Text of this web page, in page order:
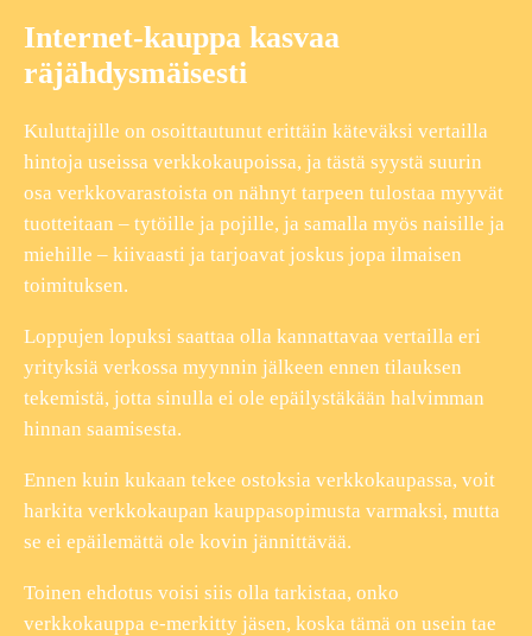
Internet-kauppa kasvaa
räjähdysmäisesti
Kuluttajille on osoittautunut erittäin käteväksi vertailla
hintoja useissa verkkokaupoissa, ja tästä syystä suurin
osa verkkovarastoista on nähnyt tarpeen tulostaa myyvät
tuotteitaan – tytöille ja pojille, ja samalla myös naisille ja
miehille – kiivaasti ja tarjoavat joskus jopa ilmaisen
toimituksen.
Loppujen lopuksi saattaa olla kannattavaa vertailla eri
yrityksiä verkossa myynnin jälkeen ennen tilauksen
tekemistä, jotta sinulla ei ole epäilystäkään halvimman
hinnan saamisesta.
Ennen kuin kukaan tekee ostoksia verkkokaupassa, voit
harkita verkkokaupan kauppasopimusta varmaksi, mutta
se ei epäilemättä ole kovin jännittävää.
Toinen ehdotus voisi siis olla tarkistaa, onko
verkkokauppa e-merkitty jäsen, koska tämä on usein tae